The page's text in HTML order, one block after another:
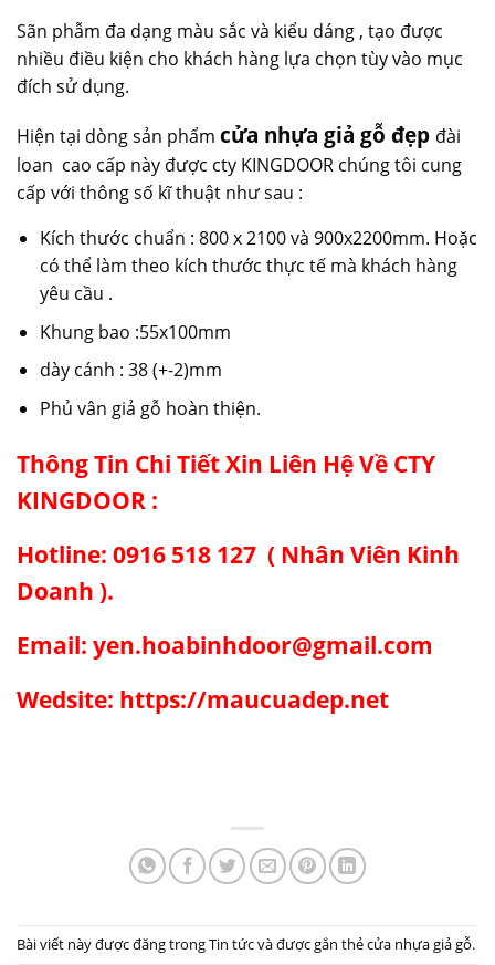
Sãn phẫm đa dạng màu sắc và kiểu dáng , tạo được
nhiều điều kiện cho khách hàng lựa chọn tùy vào mục
đích sử dụng.
Hiện tại dòng sản phẩm cửa nhựa giả gỗ đẹp đài
loan cao cấp này được cty KINGDOOR chúng tôi cung
cấp với thông số kĩ thuật như sau :
Kích thước chuẩn : 800 x 2100 và 900x2200mm. Hoặc
có thể làm theo kích thước thực tế mà khách hàng
yêu cầu .
Khung bao :55x100mm
dày cánh : 38 (+-2)mm
Phủ vân giả gỗ hoàn thiện.
Thông Tin Chi Tiết Xin Liên Hệ Về CTY
KINGDOOR :
Hotline: 0916 518 127 ( Nhân Viên Kinh
Doanh ).
Email: yen.hoabinhdoor@gmail.com
Wedsite: https://maucuadep.net
Bài viết này được đăng trongTin tứcvà được gắn thẻcửa nhựa giả gỗ.